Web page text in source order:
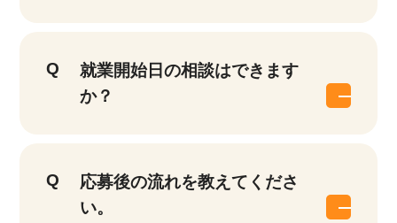
就業開始日の相談はできます
か？
応募後の流れを教えてくださ
い。